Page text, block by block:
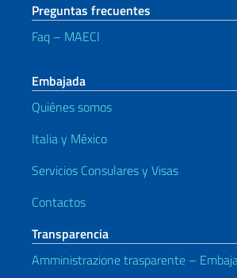
Preguntas frecuentes
Faq – MAECI
Embajada
Quiénes somos
Italia y México
Servicios Consulares y Visas
Contactos
Transparencia
Amministrazione trasparente –